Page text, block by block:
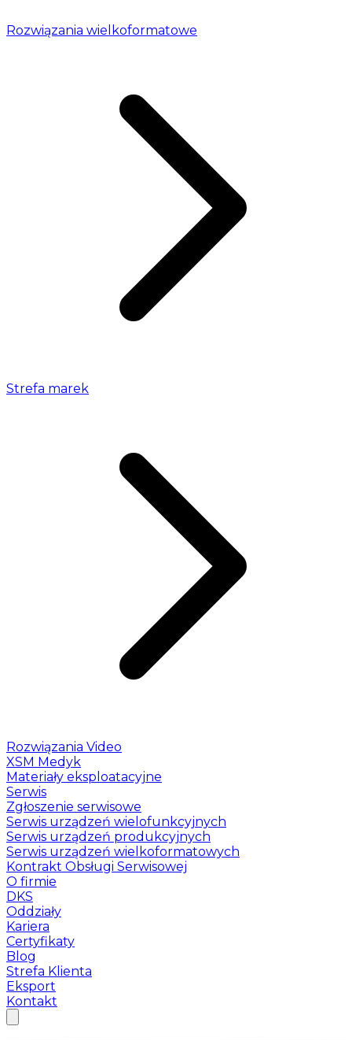
Rozwiązania wielkoformatowe
Strefa marek
Rozwiązania Video
XSM Medyk
Materiały eksploatacyjne
Serwis
Zgłoszenie serwisowe
Serwis urządzeń wielofunkcyjnych
Serwis urządzeń produkcyjnych
Serwis urządzeń wielkoformatowych
Kontrakt Obsługi Serwisowej
O firmie
DKS
Oddziały
Kariera
Certyfikaty
Blog
Strefa Klienta
Eksport
Kontakt